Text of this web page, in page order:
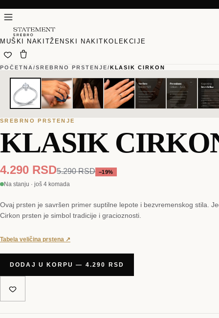
MUŠKI NAKITŽENSKI NAKIT KOLEKCIJE
POČETNA /SREBRNO PRSTENJE/KLASIK CIRKON
/07
/07
SREBRNO PRSTENJE
KLASIK
4.290 RSD5.290 RSD −19%
Na stanju · još 4 komada
Ovaj prsten je savršen primer suptilne lepote i bezvremenskog stila.
Cirkon prsten je simbol tradicije i gracioznosti.
Tabela veličina prstena ↗
DODAJ U KORPU — 4.290 RSD